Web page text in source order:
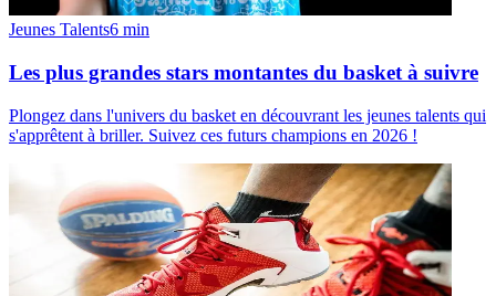
Jeunes Talents6 min
Les plus grandes stars montantes du basket à suivre
Plongez dans l'univers du basket en découvrant les jeunes talents qui
s'apprêtent à briller. Suivez ces futurs champions en 2026 !